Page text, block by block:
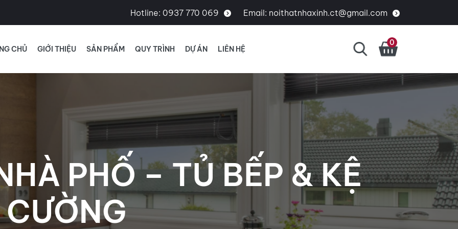
Hotline: 0937 770 069 Email: noithatnhaxinh.ct@gmail.com
CHỦ GIỚI THIỆU SẢN PHẨM QUY TRÌNH DỰ ÁN LIÊN HỆ
0
PHỐ – TỦ BẾP & KỆ